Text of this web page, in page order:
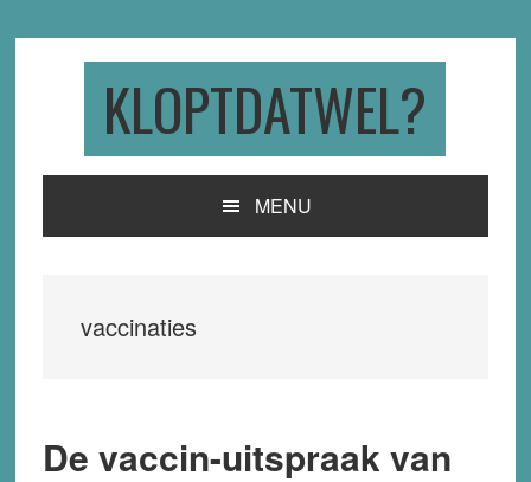
KLOPTDATWEL?
MENU
vaccinaties
De vaccin-uitspraak van